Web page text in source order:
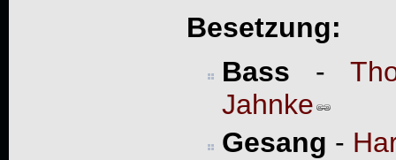
Besetzung:
Bass -
Jahnke
Gesang -